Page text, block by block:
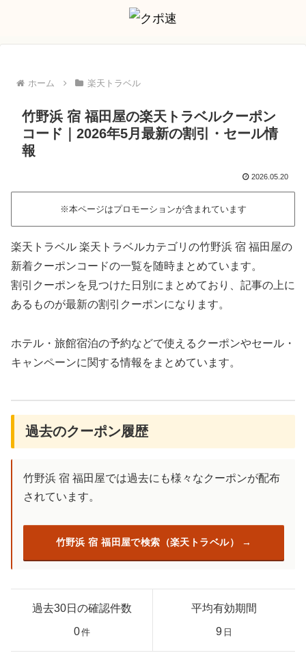
ホーム 楽天トラベル
竹野浜 宿 福田屋の楽天トラベルクーポン
コード｜2026年5月最新の割引・セール情
報
2026.05.20
※本ページはプロモーションが含まれています
楽天トラベル 楽天トラベルカテゴリの竹野浜 宿 福田屋の
新着クーポンコードの一覧を随時まとめています。
割引クーポンを見つけた日別にまとめており、記事の上に
あるものが最新の割引クーポンになります。
ホテル・旅館宿泊の予約などで使えるクーポンやセール・
キャンペーンに関する情報をまとめています。
過去のクーポン履歴
竹野浜 宿 福田屋では過去にも様々なクーポンが配布
されています。
竹野浜 宿 福田屋で検索（楽天トラベル）
過去30日の確認件数
0件
平均有効期間
9 日